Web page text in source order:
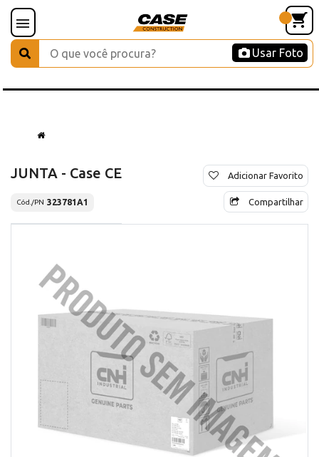
Usar Foto
JUNTA - Case CE
Cód./PN 323781A1
Adicionar Favorito
Compartilhar